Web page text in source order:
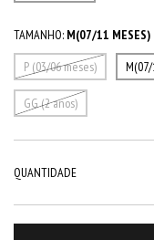
TAMANHO: M(07/11 MESES)
P (03/06 meses)
GG (2 anos)
QUANTIDADE